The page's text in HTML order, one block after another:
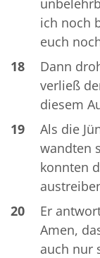
ich noch
euch
18
Dann
verließ
diesem
19
Als die
wandten
konnten
20
Er
Amen,
auch nur